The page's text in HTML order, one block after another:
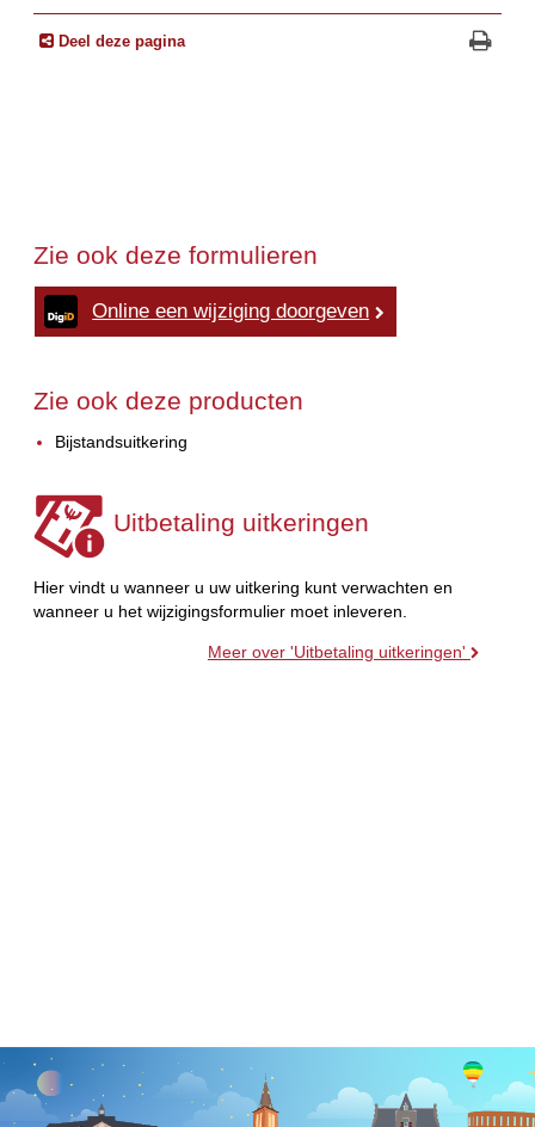
Deel deze pagina
Zie ook deze formulieren
Online een wijziging doorgeven
Zie ook deze producten
Bijstandsuitkering
Uitbetaling uitkeringen
Hier vindt u wanneer u uw uitkering kunt verwachten en
wanneer u het wijzigingsformulier moet inleveren.
Meer over 'Uitbetaling uitkeringen'